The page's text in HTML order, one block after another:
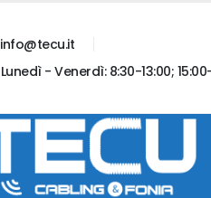
info@tecu.it
Lunedì - Venerdì: 8:30-13:00;
Blog Contatti Account